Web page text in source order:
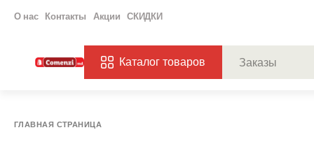
О нас Контакты Акции СКИДКИ
Каталог товаров
ГЛАВНАЯ СТРАНИЦА